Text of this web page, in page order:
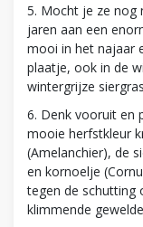
5. Mocht je ze nog
jaren aan een
mooi in het najaar
plaatje, ook in de
wintergrijze
6. Denk vooruit en
mooie herfstkleur
(Amelanchier), de
en kornoelje
tegen de schutting
klimmende